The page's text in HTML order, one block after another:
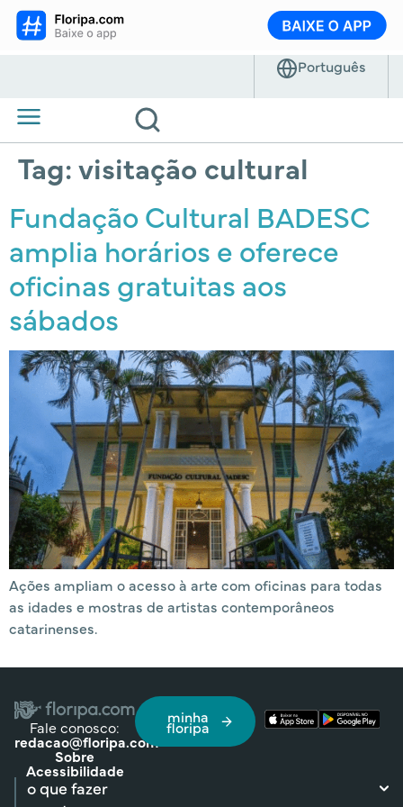
Tag:visitação cultural
Fundação Cultural BADESC
amplia horários e oferece
oficinas gratuitas aos
sábados
Ações ampliam o acesso à arte com oficinas para todas
as idades e mostras de artistas contemporâneos
catarinenses.
Fale conosco:
redacao@floripa.com
Sobre
Acessibilidade
minha
floripa
o que fazer